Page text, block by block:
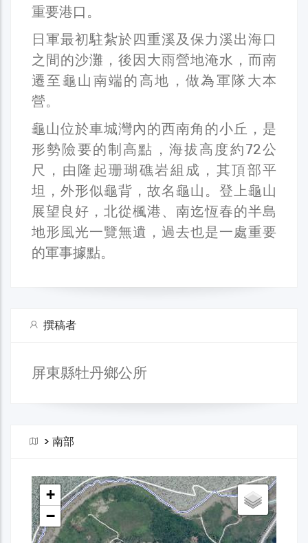
重要港口。
日軍最初駐紮於四重溪及保力溪出海口
之間的沙灘，後因大雨營地淹水，而南
遷至龜山南端的高地，做為軍隊大本
營。
龜山位於車城灣內的西南角的小丘，是
形勢險要的制高點，海拔高度約72公
尺，由隆起珊瑚礁岩組成，其頂部平
坦，外形似龜背，故名龜山。登上龜山
展望良好，北從楓港、南迄恆春的半島
地形風光一覽無遺，過去也是一處重要
的軍事據點。
撰稿者
屏東縣牡丹鄉公所
> 南部